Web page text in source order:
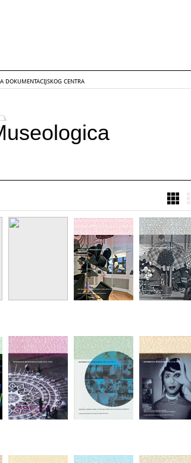
DOKUMENTACIJSKOG CENTRA